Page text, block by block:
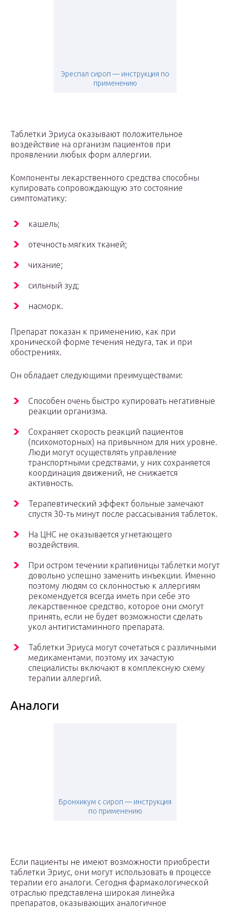
Эреспал сироп — инструкция по
применению
Таблетки Эриуса оказывают положительное
воздействие на организм пациентов при
проявлении любых форм аллергии.
Компоненты лекарственного средства способны
купировать сопровождающую это состояние
симптоматику:
кашель;
отечность мягких тканей;
чихание;
сильный зуд;
насморк.
Препарат показан к применению, как при
хронической форме течения недуга, так и при
обострениях.
Он обладает следующими преимуществами:
Способен очень быстро купировать негативные
реакции организма.
Сохраняет скорость реакций пациентов
(психомоторных) на привычном для них уровне.
Люди могут осуществлять управление
транспортными средствами, у них сохраняется
координация движений, не снижается
активность.
Терапевтический эффект больные замечают
спустя 30-ть минут после рассасывания таблеток.
На ЦНС не оказывается угнетающего
воздействия.
При остром течении крапивницы таблетки могут
довольно успешно заменить инъекции. Именно
поэтому людям со склонностью к аллергиям
рекомендуется всегда иметь при себе это
лекарственное средство, которое они смогут
принять, если не будет возможности сделать
укол антигистаминного препарата.
Таблетки Эриуса могут сочетаться с различными
медикаментами, поэтому их зачастую
специалисты включают в комплексную схему
терапии аллергий.
Аналоги
Бронхикум с сироп — инструкция
по применению
Если пациенты не имеют возможности приобрести
таблетки Эриус, они могут использовать в процессе
терапии его аналоги. Сегодня фармакологической
отраслью представлена широкая линейка
препаратов, оказывающих аналогичное